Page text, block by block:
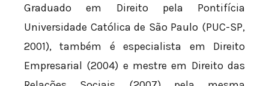
Graduado em Direito pela Pontifícia
Universidade Católica de São Paulo (PUC-SP,
2001), também é especialista em Direito
Empresarial (2004) e mestre em Direito das